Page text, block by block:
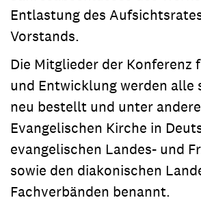
Entlastung des
Vorstands.
Die Mitglieder der Konferenz
und Entwicklung werden alle
neu bestellt und unter
Evangelischen Kirche in
evangelischen Landes- und
sowie den diakonischen
Fachverbänden benannt.